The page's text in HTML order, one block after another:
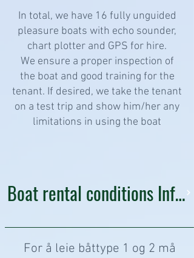
In total, we have 16 fully unguided
pleasure boats with echo sounder,
chart plotter and GPS for hire.
We ensure a proper inspection of
the boat and good training for the
tenant. If desired, we take the tenant
on a test trip and show him/her any
limitations in using the boat
Boat rental conditions Information&lt;&lt;
For å leie båttype 1 og 2 må